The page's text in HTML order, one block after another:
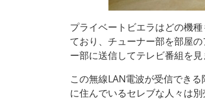
プライベートビエラはどの機
ており、チューナー部を部屋
ー部に送信してテレビ番組を見
この無線LAN電波が受信でき
に住んでいるセレブな人々は別